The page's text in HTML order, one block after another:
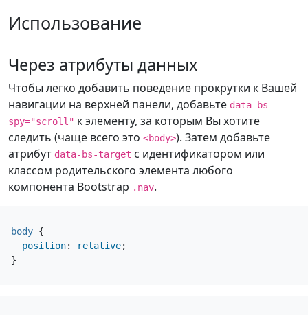
Обратите внимание, что при
соответствующая ссылка
навигации выделяется. Это
повторяется на протяжении
всего примера компонента. Мы
продолжаем добавлять сюда еще
несколько примеров, чтобы
подчеркнуть прокрутку и
выделение.
Это некий заполнитель для
страницы с прокруткой.
Обратите внимание, что при
прокрутке страницы вниз
соответствующая ссылка
навигации выделяется. Это
повторяется на протяжении
всего примера компонента. Мы
продолжаем добавлять сюда еще
выделение.
Использование
Через атрибуты данных
Чтобы легко добавить поведение прокрутки к Вашей
навигации на верхней панели, добавьте data-bs-
spy="scroll" к элементу, за которым Вы хотите
следить (чаще всего это <body>). Затем добавьте
атрибут data-bs-target с идентификатором или
классом родительского элемента любого
компонента Bootstrap .nav.
body {
position: relative;
}